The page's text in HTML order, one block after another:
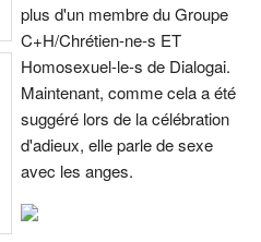
plus d'un membre du Groupe
C+H/Chrétien-ne-s ET
Homosexuel-le-s de Dialogai.
Maintenant, comme cela a été
suggéré lors de la célébration
d'adieux, elle parle de sexe
avec les anges.